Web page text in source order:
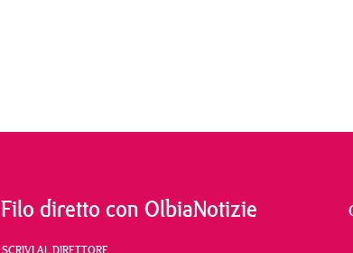
Filo diretto con OlbiaNotizie
SCRIVI AL DIRETTORE